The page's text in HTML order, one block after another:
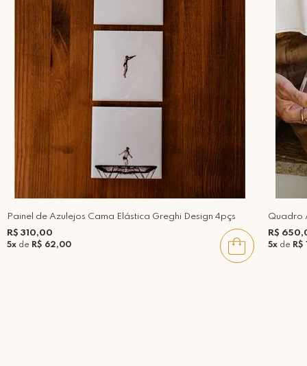
Painel de Azulejos Cama Elástica Greghi Design 4pçs
R$ 310,00
5x de R$ 62,00
Quadro
R$
5xde R$